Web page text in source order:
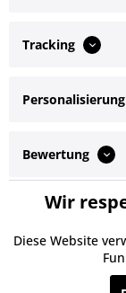
Kunden haben
Service Hotline
Shop Service
Informationen
* Alle Preise inkl.
Tracking
Personalisierung
Bewertung
Service
Wir
Diese Website